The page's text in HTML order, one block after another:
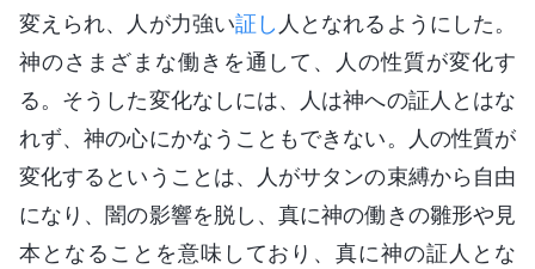
変えられ、人が力強い証し 人となれるようにした。
神のさまざまな働きを通して、人の性質が変化す
る。そうした変化なしには、人は神への証人とはな
れず、神の心にかなうこともできない。人の性質が
変化するということは、人がサタンの束縛から自由
になり、闇の影響を脱し、真に神の働きの雛形や見
本となることを意味しており、真に神の証人とな